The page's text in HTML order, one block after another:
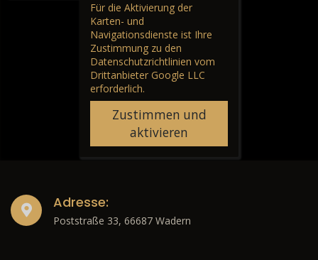
Für die Aktivierung der
Karten- und
Navigationsdienste ist Ihre
Zustimmung zu den
Datenschutzrichtlinien vom
Drittanbieter Google LLC
erforderlich.
Zustimmen und
aktivieren
Adresse:
Poststraße 33, 66687 Wadern